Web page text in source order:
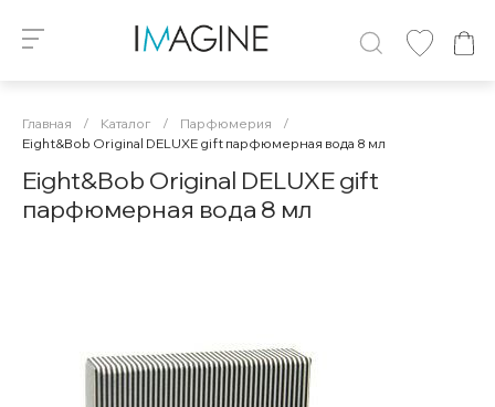
Главная / Каталог / Парфюмерия
/
Eight&Bob Original DELUXE gift парфюмерная вода 8 мл
Eight&Bob Original DELUXE gift
парфюмерная вода 8 мл